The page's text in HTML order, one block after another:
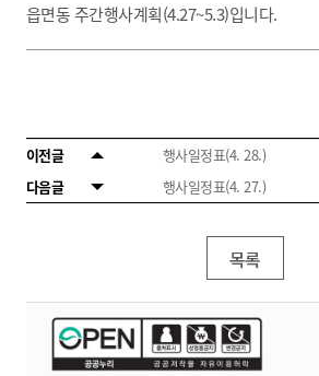
읍면동 주간행사계획(4.27~5.3)입니다.
이전글
행사일정표(4. 28.)
다음글
행사일정표(4. 27.)
목록